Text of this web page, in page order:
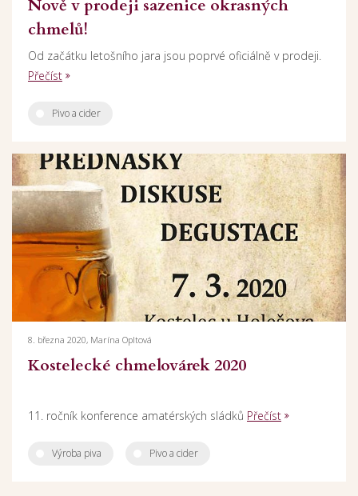
Nově v prodeji sazenice okrasných
chmelů!
Od začátku letošního jara jsou poprvé oficiálně v prodeji.
Přečíst
Pivo a cider
8. března 2020, Marína Opltová
Kostelecké chmelovárek 2020
11. ročník konference amatérských sládků Přečíst
Výroba piva Pivo a cider